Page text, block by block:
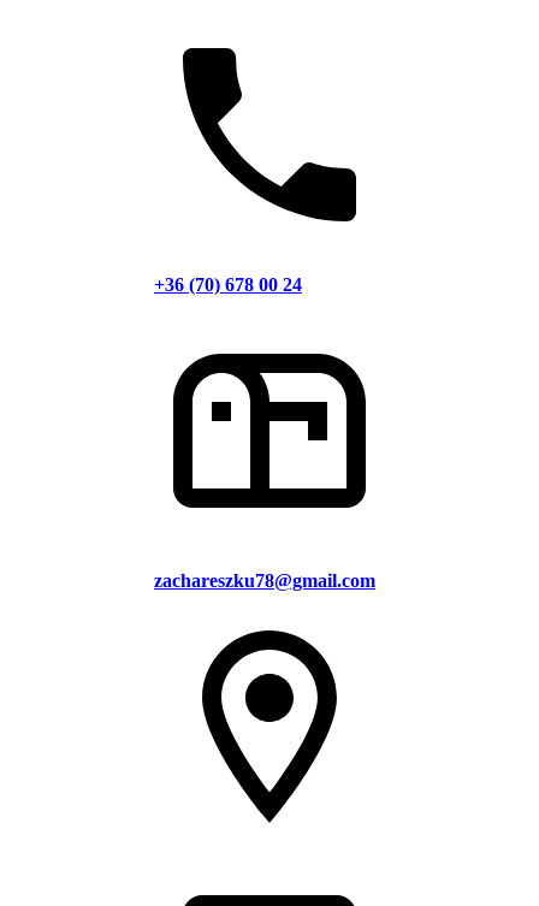
+36 (70) 678 00 24
zachareszku78@gmail.com